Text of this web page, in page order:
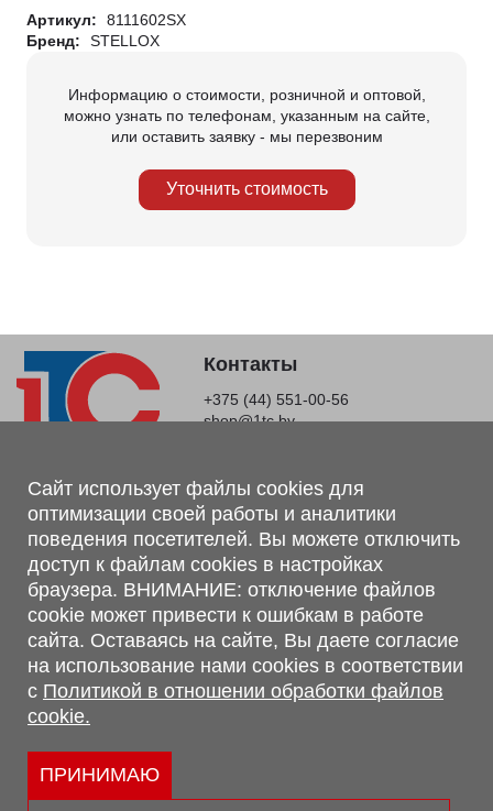
Артикул:
8111602SX
Бренд:
STELLOX
Информацию о стоимости, розничной и оптовой,
можно узнать по телефонам, указанным на сайте,
или оставить заявку - мы перезвоним
Уточнить стоимость
Контакты
+375 (44) 551-00-56
shop@1tc.by
Магазин, склад
г. Минск, Минский р-н, п. Привольный, ул. Мира, 20А,
223062
г. Брест, ул. Лейтенанта Рябцева, 108 В, 224701
Обращаем Ваше внимание, что вся предоставленная на сайте
информация, касающаяся комплектаций, технических
характеристик, цветовых сочетаний, а также стоимости и
сервисного обслуживания носит информационный характер и
не является публичной офертой, определяемой п.2 ст.407
Гражданского кодекса Республики Беларусь.
Политика обработки персональных данных
Политикой в отношении обработки файлов cookie.
Сайт использует файлы cookies для
оптимизации своей работы и аналитики
поведения посетителей. Вы можете отключить
доступ к файлам cookies в настройках
браузера. ВНИМАНИЕ: отключение файлов
cookie может привести к ошибкам в работе
сайта. Оставаясь на сайте, Вы даете согласие
на использование нами cookies в соответствии
с Политикой в отношении обработки файлов
cookie.
ПРИНИМАЮ